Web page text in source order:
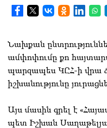
Նախքան
ամփոփումը քո
պարզապես ԿԸՀ-ի վրա
իշխանությունը
Այս մասին գրել է
պետ Իշխան